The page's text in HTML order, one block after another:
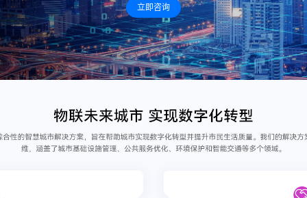
立即咨询